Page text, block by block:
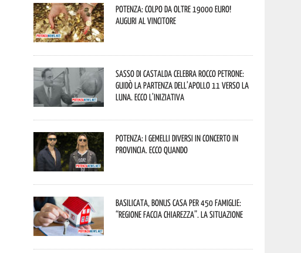
Potenza: colpo da oltre 19000 Euro!
Auguri al vincitore
Sasso di Castalda celebra Rocco Petrone:
guidò la partenza dell’Apollo 11 verso la
Luna. Ecco l’iniziativa
Potenza: i Gemelli DiVersi in concerto in
provincia. Ecco quando
Basilicata, Bonus casa per 450 famiglie:
“Regione faccia chiarezza”. La situazione